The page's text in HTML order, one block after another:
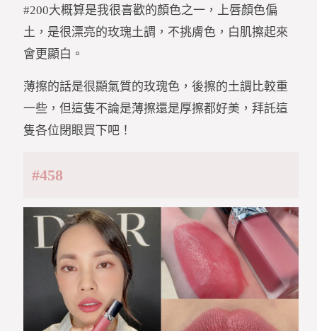
#200大概算是我很喜歡的顏色之一，上唇顏色偏
土，是很漂亮的玫瑰土調，不挑膚色，白肌擦起來
會更顯白。
薄擦的話是很顯氣質的玫瑰色，後擦的土調比較重
一些，但這隻不論是薄擦還是厚擦都好美，拜託這
隻各位閉眼買下吧！
#458